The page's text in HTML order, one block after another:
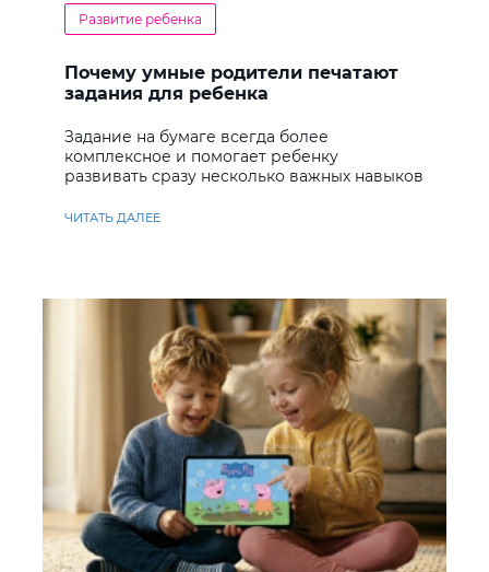
Развитие ребенка
Почему умные родители печатают
задания для ребенка
Задание на бумаге всегда более
комплексное и помогает ребенку
развивать сразу несколько важных навыков
ЧИТАТЬ ДАЛЕЕ